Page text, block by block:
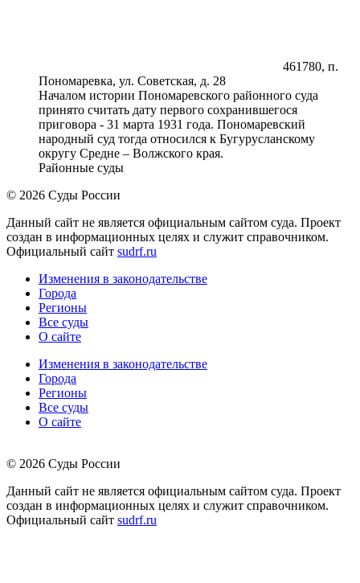
461780, п.
Пономаревка, ул. Советская, д. 28
Началом истории Пономаревского районного суда
принято считать дату первого сохранившегося
приговора - 31 марта 1931 года. Пономаревский
народный суд тогда относился к Бугурусланскому
округу Средне – Волжского края.
Районные суды
© 2026 Суды России
Данный сайт не является официальным сайтом суда. Проект
создан в информационных целях и служит справочником.
Официальный сайт sudrf.ru
Изменения в законодательстве
Города
Регионы
Все суды
О сайте
Изменения в законодательстве
Города
Регионы
Все суды
О сайте
© 2026 Суды России
Данный сайт не является официальным сайтом суда. Проект
создан в информационных целях и служит справочником.
Официальный сайт sudrf.ru